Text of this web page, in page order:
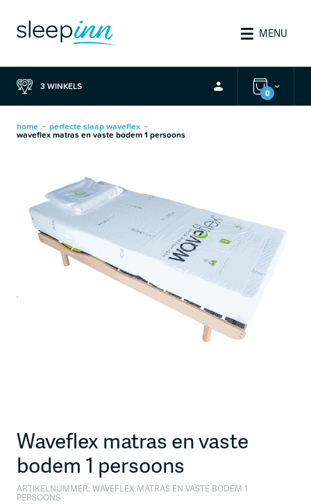
MENU
3 WINKELS
0
home — perfecte slaap waveflex —
waveflex matras en vaste bodem 1 persoons
Waveflex matras en vaste
bodem 1 persoons
ARTIKELNUMMER: WAVEFLEX MATRAS EN VASTE BODEM 1
PERSOONS